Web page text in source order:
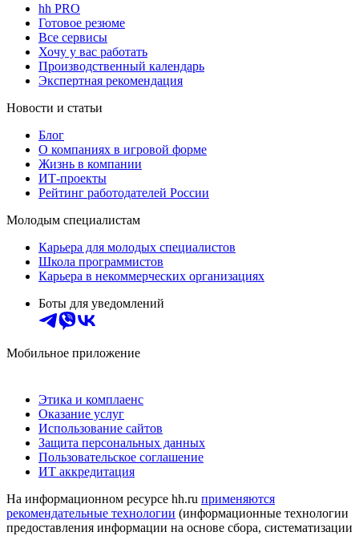
hh PRO
Готовое резюме
Все сервисы
Хочу у вас работать
Производственный календарь
Экспертная рекомендация
Новости и статьи
Блог
О компаниях в игровой форме
Жизнь в компании
ИТ-проекты
Рейтинг работодателей России
Молодым специалистам
Карьера для молодых специалистов
Школа программистов
Карьера в некоммерческих организациях
Боты для уведомлений
Мобильное приложение
Этика и комплаенс
Оказание услуг
Использование сайтов
Защита персональных данных
Пользовательское соглашение
ИТ аккредитация
На информационном ресурсе hh.ru применяются
рекомендательные технологии (информационные технологии
предоставления информации на основе сбора, систематизации